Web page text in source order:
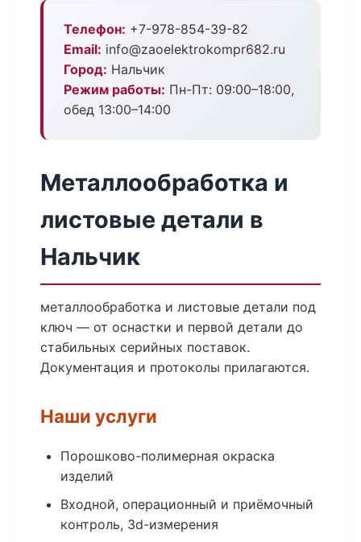
Телефон: +7-978-854-39-82
Email: info@zaoelektrokompr682.ru
Город: Нальчик
Режим работы: Пн-Пт: 09:00–18:00,
обед 13:00–14:00
Металлообработка и
листовые детали в
Нальчик
металлообработка и листовые детали под
ключ — от оснастки и первой детали до
стабильных серийных поставок.
Документация и протоколы прилагаются.
Наши услуги
Порошково-полимерная окраска
изделий
Входной, операционный и приёмочный
контроль, 3d-измерения